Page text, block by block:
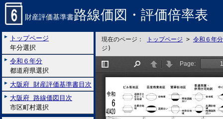
財産評価基準書路線価図・評価倍率表
トップページ
年分選択
令和６年分
都道府県選択
大阪府 財産評価基準書目次
大阪府 路線価図目次
市区町村選択
現在のページ： トップページ > 令和６年分
ジ)